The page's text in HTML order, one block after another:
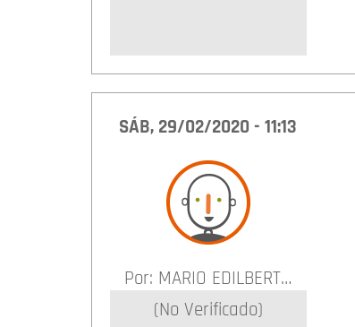
SÁB, 29/02/2020 - 11:13
Por: MARIO EDILBERT…
(no Verificado)